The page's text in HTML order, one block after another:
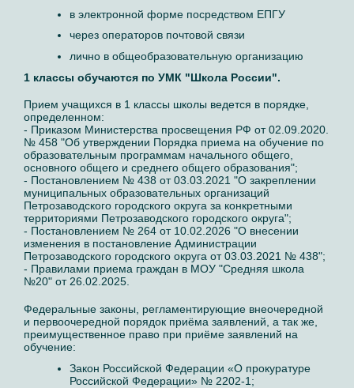
в электронной форме посредством ЕПГУ
через операторов почтовой связи
лично в общеобразовательную организацию
1 классы обучаются по УМК "Школа России".
Прием учащихся в 1 классы школы ведется в порядке,
определенном:
- Приказом Министерства просвещения РФ от 02.09.2020.
№ 458 "Об утверждении Порядка приема на обучение по
образовательным программам начального общего,
основного общего и среднего общего образования";
- Постановлением № 438 от 03.03.2021 "О закреплении
муниципальных образовательных организаций
Петрозаводского городского округа за конкретными
территориями Петрозаводского городского округа";
- Постановлением № 264 от 10.02.2026 "О внесении
изменения в постановление Администрации
Петрозаводского городского округа от 03.03.2021 № 438";
- Правилами приема граждан в МОУ "Средняя школа
№20" от 26.02.2025.
Федеральные законы, регламентирующие внеочередной
и первоочередной порядок приёма заявлений, а так же,
преимущественное право при приёме заявлений на
обучение:
Закон Российской Федерации «О прокуратуре
Российской Федерации» № 2202-1;